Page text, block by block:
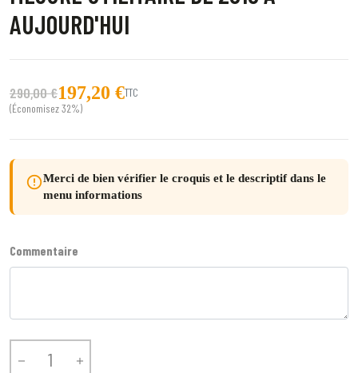
AUJOURD'HUI
290,00 €197,20 €TTC
(Économisez 32%)
error_outlineMerci de bien vérifier le croquis et le descriptif dans le
menu informations
Commentaire
 